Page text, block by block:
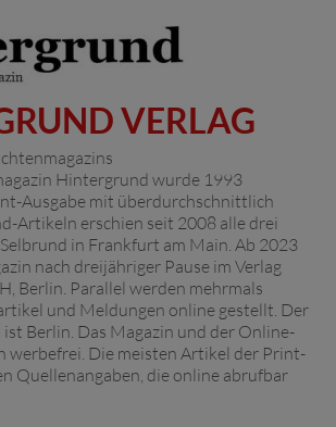
VERLAG
Hintergrund wurde 1993
Ausgabe mit überdurchschnittlich
Artikeln erschien seit 2008 alle drei
in Frankfurt am Main. Ab 2023
nach dreijähriger Pause im Verlag
Berlin. Parallel werden mehrmals
und Meldungen online gestellt. Der
Berlin. Das Magazin und der Online-
werbefrei. Die meisten Artikel der Print-
Quellenangaben, die online abrufbar